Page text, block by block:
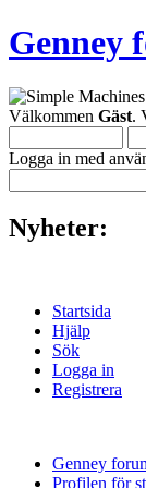
Genney
Välkommen Gäst.
Logga in med
Nyheter:
Startsida
Hjälp
Sök
Logga in
Registrera
Genney
Profilen för